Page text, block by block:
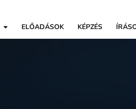
ELŐADÁSOK KÉPZÉS